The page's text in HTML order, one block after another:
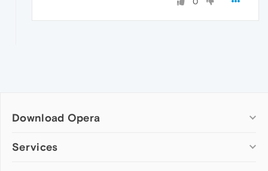
Download Opera
Computer browsers
Services